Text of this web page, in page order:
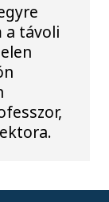
a távoli